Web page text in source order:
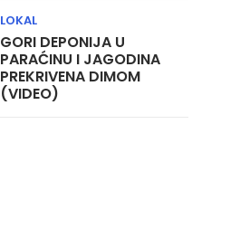
GORI DEPONIJA U
PARAĆINU I JAGODINA
PREKRIVENA DIMOM
(VIDEO)
LOKAL